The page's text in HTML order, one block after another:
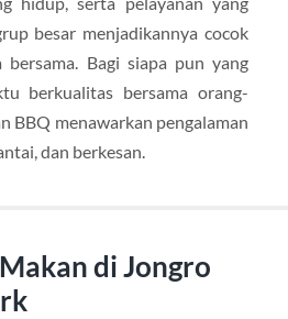
besar menjadikannya cocok
bersama. Bagi siapa pun yang
berkualitas bersama orang-
BBQ menawarkan pengalaman
dan berkesan.
di Jongro